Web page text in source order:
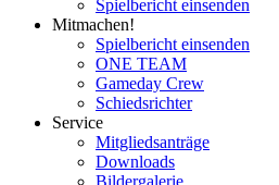
Spielbericht einsenden
Mitmachen!
Spielbericht einsenden
ONE TEAM
Gameday Crew
Schiedsrichter
Service
Mitgliedsanträge
Downloads
Bildergalerie